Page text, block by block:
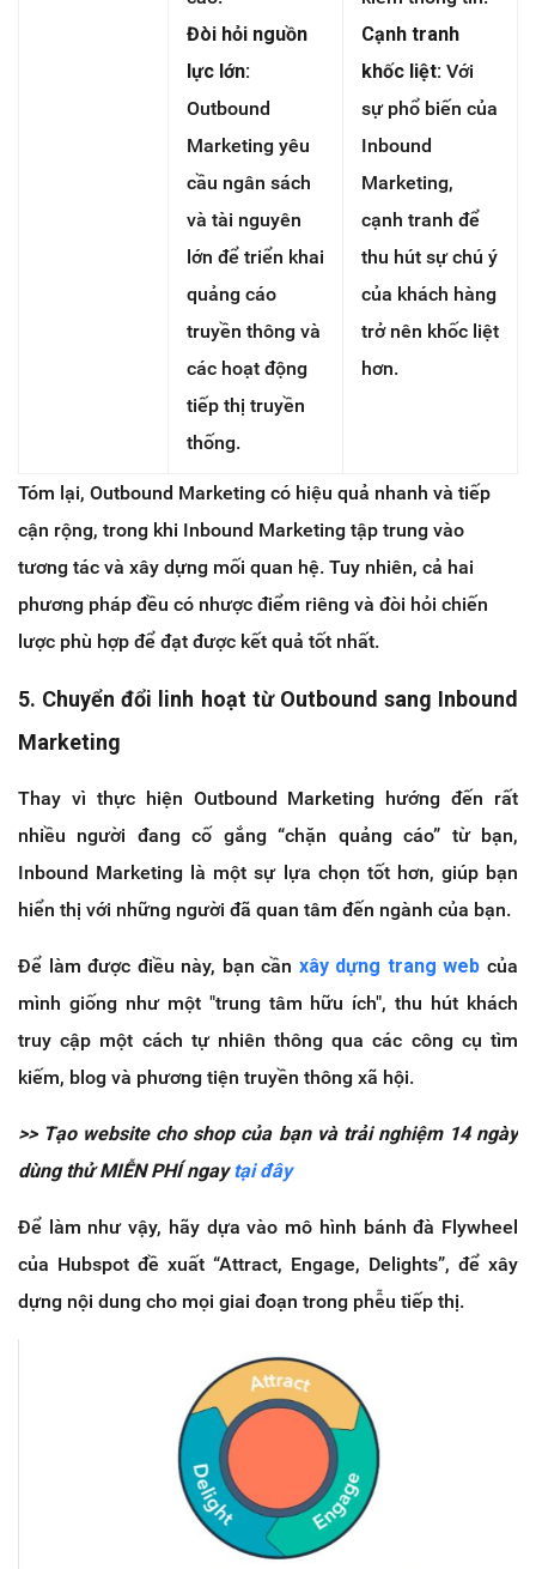
Đòi hỏi nguồn
lực lớn:
Outbound
Marketing yêu
cầu ngân sách
và tài nguyên
lớn để triển khai
quảng cáo
truyền thông và
các hoạt động
tiếp thị truyền
thống.
Cạnh tranh
khốc liệt: Với
sự phổ biến của
Inbound
Marketing,
cạnh tranh để
thu hút sự chú ý
của khách hàng
trở nên khốc liệt
hơn.
Tóm lại, Outbound Marketing có hiệu quả nhanh và tiếp
cận rộng, trong khi Inbound Marketing tập trung vào
tương tác và xây dựng mối quan hệ. Tuy nhiên, cả hai
phương pháp đều có nhược điểm riêng và đòi hỏi chiến
lược phù hợp để đạt được kết quả tốt nhất.
5. Chuyển đổi linh hoạt từ Outbound sang Inbound
Marketing
Thay vì thực hiện Outbound Marketing hướng đến rất
nhiều người đang cố gắng “chặn quảng cáo” từ bạn,
Inbound Marketing là một sự lựa chọn tốt hơn, giúp bạn
hiển thị với những người đã quan tâm đến ngành của bạn.
Để làm được điều này, bạn cần xây dựng trang web của
mình giống như một "trung tâm hữu ích", thu hút khách
truy cập một cách tự nhiên thông qua các công cụ tìm
kiếm, blog và phương tiện truyền thông xã hội.
>> Tạo website cho shop của bạn và trải nghiệm 14 ngày
dùng thử MIỄN PHÍ ngaytại đây
Để làm như vậy, hãy dựa vào mô hình bánh đà Flywheel
của Hubspot đề xuất “Attract, Engage, Delights”, để xây
dựng nội dung cho mọi giai đoạn trong phễu tiếp thị.